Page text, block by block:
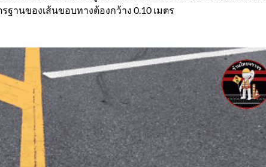
านของเส้นขอบทางต้องกว้าง 0.10 เมตร